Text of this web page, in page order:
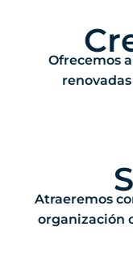
Ofrecemos
Atraeremos
organización